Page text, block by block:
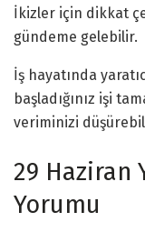
İkizler için dikkat
gündeme gelebilir.
İş hayatında
başladığınız işi
veriminizi
29 Haziran
Yorumu